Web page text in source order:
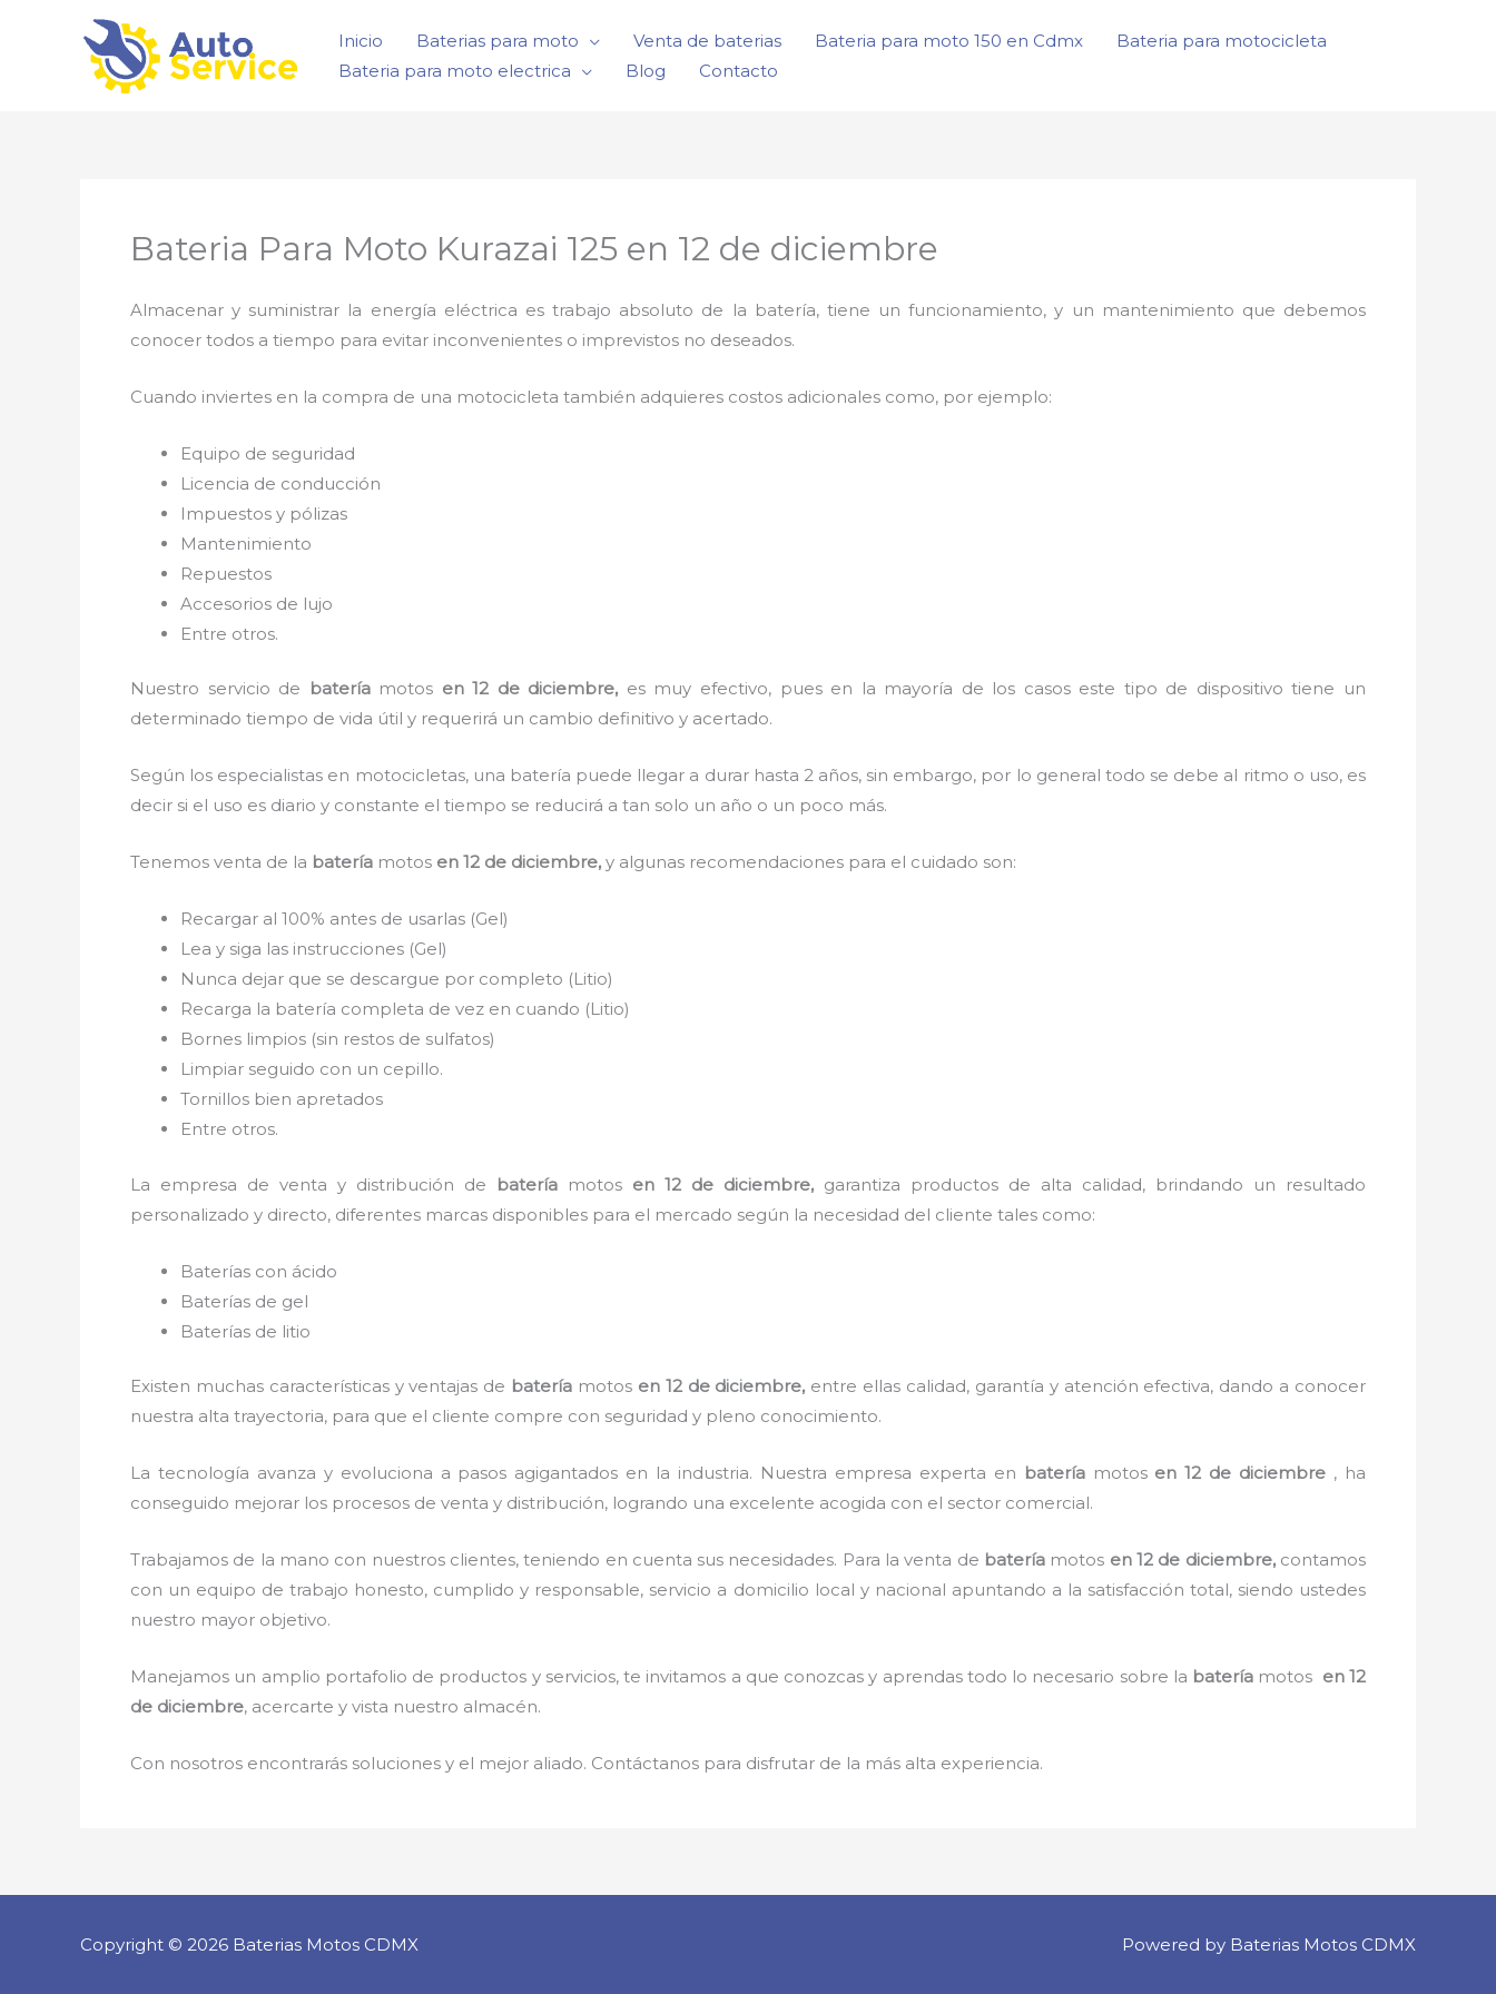
Inicio Baterias para moto Venta de baterias Bateria para moto 150 en Cdmx
Bateria para motocicleta
Bateria para moto electrica
Blog Contacto
Bateria Para Moto Kurazai 125 en 12 de diciembre
Almacenar y suministrar la energía eléctrica es trabajo absoluto de la batería, tiene un funcionamiento, y un mantenimiento que debemos
conocer todos a tiempo para evitar inconvenientes o imprevistos no deseados.
Cuando inviertes en la compra de una motocicleta también adquieres costos adicionales como, por ejemplo:
Equipo de seguridad
Licencia de conducción
Impuestos y pólizas
Mantenimiento
Repuestos
Accesorios de lujo
Entre otros.
Nuestro servicio de bateríamotos en 12 de diciembre, es muy efectivo, pues en la mayoría de los casos este tipo de dispositivo tiene un
determinado tiempo de vida útil y requerirá un cambio definitivo y acertado.
Según los especialistas en motocicletas, una batería puede llegar a durar hasta 2 años, sin embargo, por lo general todo se debe al ritmo o uso, es
decir si el uso es diario y constante el tiempo se reducirá a tan solo un año o un poco más.
Tenemos venta de la batería motos en 12 de diciembre, y algunas recomendaciones para el cuidado son:
Recargar al 100% antes de usarlas (Gel)
Lea y siga las instrucciones (Gel)
Nunca dejar que se descargue por completo (Litio)
Recarga la batería completa de vez en cuando (Litio)
Bornes limpios (sin restos de sulfatos)
Limpiar seguido con un cepillo.
Tornillos bien apretados
Entre otros.
La empresa de venta y distribución de batería motos en 12 de diciembre, garantiza productos de alta calidad, brindando un resultado
personalizado y directo, diferentes marcas disponibles para el mercado según la necesidad del cliente tales como:
Baterías con ácido
Baterías de gel
Baterías de litio
Existen muchas características y ventajas de batería motos en 12 de diciembre, entre ellas calidad, garantía y atención efectiva, dando a conocer
nuestra alta trayectoria, para que el cliente compre con seguridad y pleno conocimiento.
La tecnología avanza y evoluciona a pasos agigantados en la industria. Nuestra empresa experta en bateríamotosen 12 de diciembre , ha
conseguido mejorar los procesos de venta y distribución, logrando una excelente acogida con el sector comercial.
Trabajamos de la mano con nuestros clientes, teniendo en cuenta sus necesidades. Para laventa de batería motos en 12 de diciembre, contamos
con un equipo de trabajo honesto, cumplido y responsable, servicio a domicilio local y nacional apuntando a la satisfacción total, siendo ustedes
nuestro mayor objetivo.
Manejamos un amplio portafolio de productos y servicios, te invitamos a que conozcas y aprendas todo lo necesario sobre la batería motos en 12
de diciembre, acercarte y vista nuestro almacén.
Con nosotros encontrarás soluciones y el mejor aliado. Contáctanos para disfrutar de la más alta experiencia.
Copyright © 2026 Baterias Motos CDMX Powered by Baterias Motos CDMX